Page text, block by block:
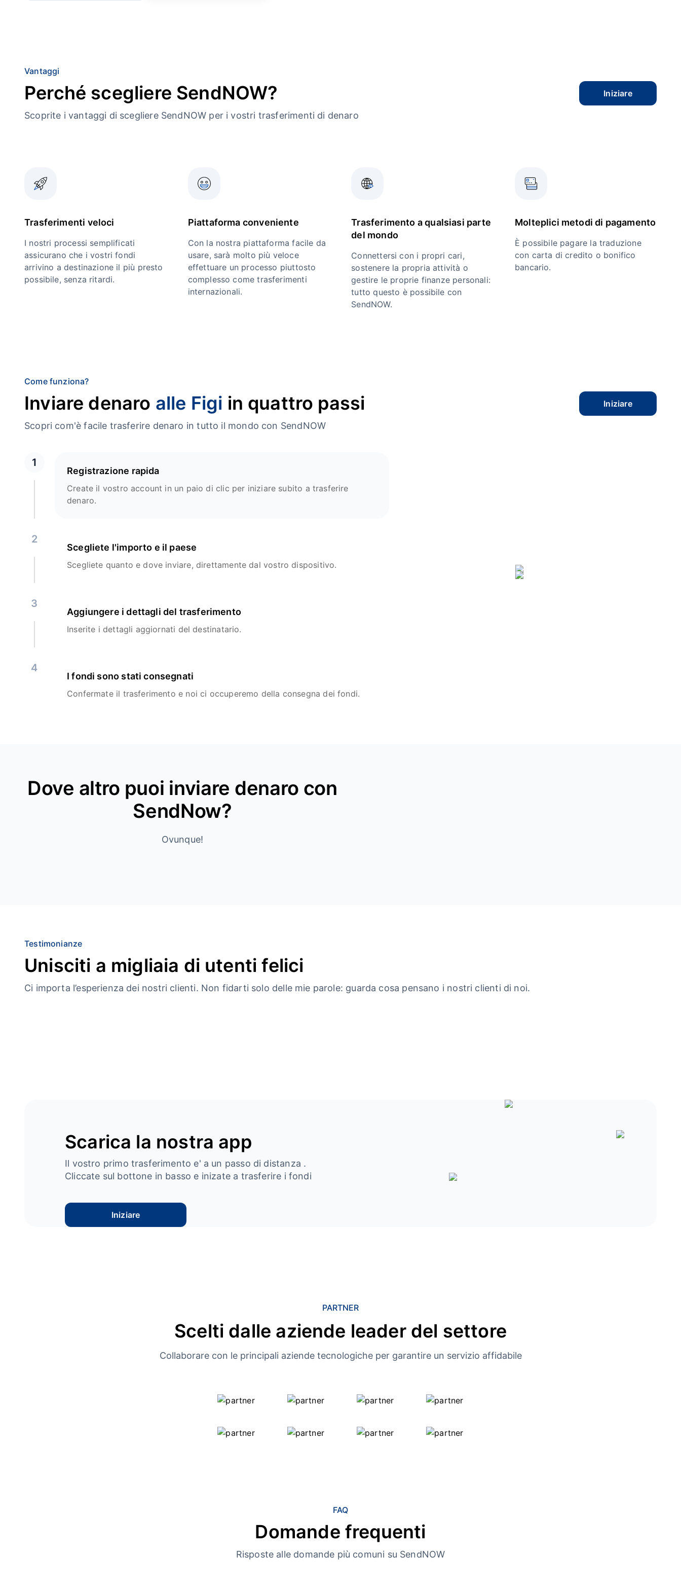
Vantaggi
Perché scegliere SendNOW?
Scoprite i vantaggi di scegliere SendNOW per i vostri trasferimenti di denaro
Iniziare
Trasferimenti veloci
I nostri processi semplificati
assicurano che i vostri fondi
arrivino a destinazione il più presto
possibile, senza ritardi.
Piattaforma conveniente
Con la nostra piattaforma facile da
usare, sarà molto più veloce
effettuare un processo piuttosto
complesso come trasferimenti
internazionali.
Trasferimento a qualsiasi parte
del mondo
Connettersi con i propri cari,
sostenere la propria attività o
gestire le proprie finanze personali:
tutto questo è possibile con
SendNOW.
Molteplici metodi di pagamento
È possibile pagare la traduzione
con carta di credito o bonifico
bancario.
Come funziona?
Inviare denaro alle Figi in quattro passi
Scopri com'è facile trasferire denaro in tutto il mondo con SendNOW
Iniziare
1
Registrazione rapida
Create il vostro account in un paio di clic per iniziare subito a trasferire
denaro.
2
Scegliete l'importo e il paese
Scegliete quanto e dove inviare, direttamente dal vostro dispositivo.
3
Aggiungere i dettagli del trasferimento
Inserite i dettagli aggiornati del destinatario.
4
I fondi sono stati consegnati
Confermate il trasferimento e noi ci occuperemo della consegna dei fondi.
Dove altro puoi inviare denaro con
SendNow?
Ovunque!
Testimonianze
Unisciti a migliaia di utenti felici
Ci importa l’esperienza dei nostri clienti. Non fidarti solo delle mie parole: guarda cosa pensano i nostri clienti di noi.
Scarica la nostra app
Il vostro primo trasferimento e' a un passo di distanza .
Cliccate sul bottone in basso e inizate a trasferire i fondi
Iniziare
PARTNER
Scelti dalle aziende leader del settore
Collaborare con le principali aziende tecnologiche per garantire un servizio affidabile
FAQ
Domande frequenti
Risposte alle domande più comuni su SendNOW